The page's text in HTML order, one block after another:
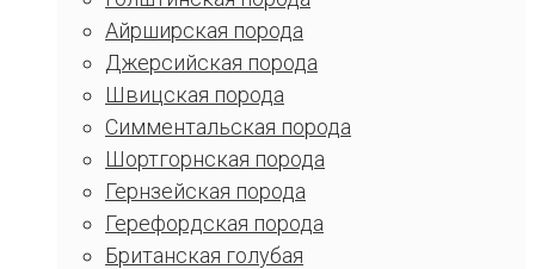
Айрширская порода
Джерсийская порода
Швицская порода
Симментальская порода
Шортгорнская порода
Гернзейская порода
Герефордская порода
Британская голубая